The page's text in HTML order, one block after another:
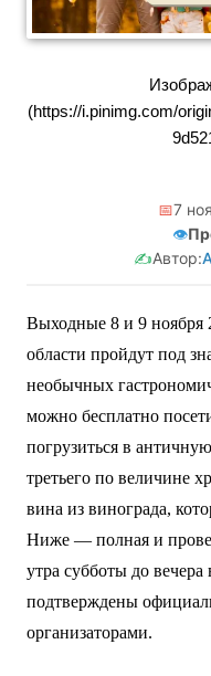
(https://i.pinimg.com/
📅7
👁️
✍️Автор:
Выходные 8 и 9 ноября
области пройдут под
необычных
можно бесплатно
погрузиться в
третьего по величине
вина из винограда,
Ниже — полная и
утра субботы до
подтверждены
организаторами.